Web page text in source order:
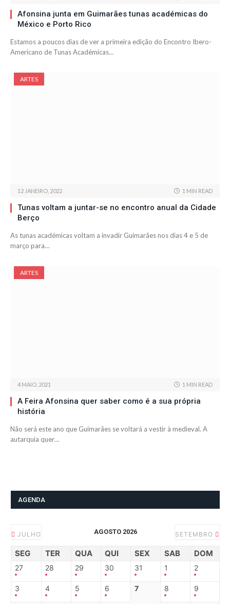
Afonsina junta em Guimarães tunas académicas do
México e Porto Rico
Estamos a poucos dias de ver a primeira edição do Encontro Ibero-
Americano de Tunas Académicas…
ARTES
12 JANEIRO, 2022 1 MIN READ
Tunas voltam a juntar-se no encontro anual da Cidade
Berço
As tunas académicas voltam a invadir Guimarães nos dias 4 e 5 de
março para…
ARTES
4 MAIO, 2021 1 MIN READ
A Feira Afonsina quer saber como é a sua própria
história
Não será este ano que Guimarães se voltará a vestir à medieval. A
autarquia quer…
AGENDA
JULHO AGOSTO 2026 SETEMBRO
SEG TER QUA QUI SEX SAB DOM
27 28 29 30 31 1 2
3 4 5 6 7 8 9